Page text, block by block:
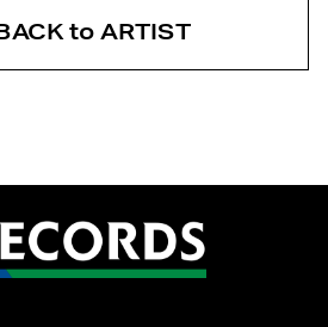
BACK to ARTIST